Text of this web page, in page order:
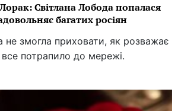
Світлана Лобода попалася
багатих росіян
не змогла приховати, як розважає
все потрапило до мережі.